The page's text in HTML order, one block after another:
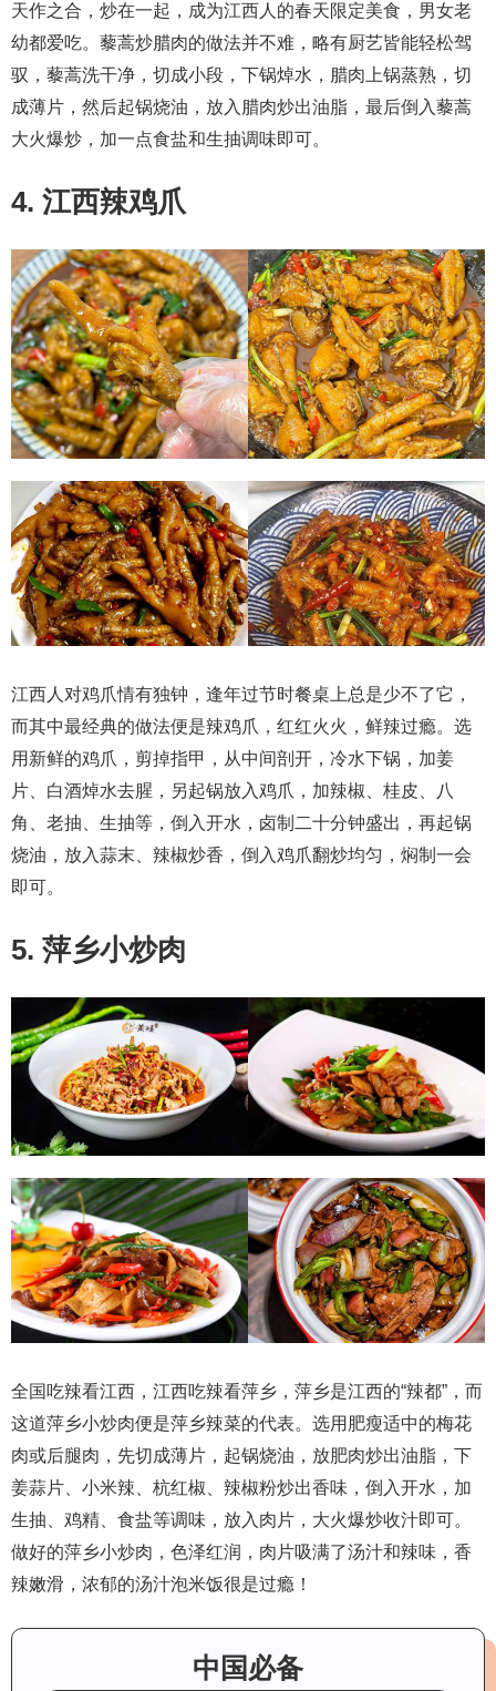
天作之合，炒在一起，成为江西人的春天限定美食，男女老
幼都爱吃。藜蒿炒腊肉的做法并不难，略有厨艺皆能轻松驾
驭，藜蒿洗干净，切成小段，下锅焯水，腊肉上锅蒸熟，切
成薄片，然后起锅烧油，放入腊肉炒出油脂，最后倒入藜蒿
大火爆炒，加一点食盐和生抽调味即可。
4. 江西辣鸡爪
江西人对鸡爪情有独钟，逢年过节时餐桌上总是少不了它，
而其中最经典的做法便是辣鸡爪，红红火火，鲜辣过瘾。选
用新鲜的鸡爪，剪掉指甲，从中间剖开，冷水下锅，加姜
片、白酒焯水去腥，另起锅放入鸡爪，加辣椒、桂皮、八
角、老抽、生抽等，倒入开水，卤制二十分钟盛出，再起锅
烧油，放入蒜末、辣椒炒香，倒入鸡爪翻炒均匀，焖制一会
即可。
5. 萍乡小炒肉
全国吃辣看江西，江西吃辣看萍乡，萍乡是江西的“辣都”，而
这道萍乡小炒肉便是萍乡辣菜的代表。选用肥瘦适中的梅花
肉或后腿肉，先切成薄片，起锅烧油，放肥肉炒出油脂，下
姜蒜片、小米辣、杭红椒、辣椒粉炒出香味，倒入开水，加
生抽、鸡精、食盐等调味，放入肉片，大火爆炒收汁即可。
做好的萍乡小炒肉，色泽红润，肉片吸满了汤汁和辣味，香
辣嫩滑，浓郁的汤汁泡米饭很是过瘾！
中国必备